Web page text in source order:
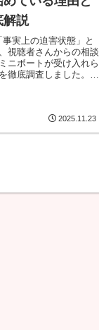
解説
実上の迫害状態」と
視聴者さんからの相談
ニボートが受け入れら
徹底調査しました。本
ト・ゴムボート・2馬
。
2025.11.23